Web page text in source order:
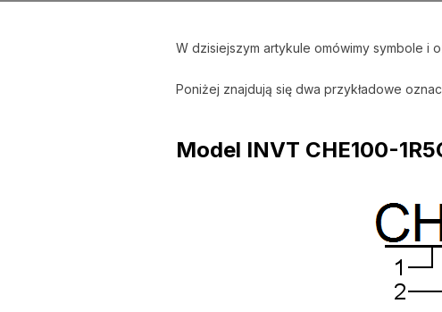
W dzisiejszym artykule omówimy symbole i
Poniżej znajdują się dwa przykładowe
Model INVT CHE100-